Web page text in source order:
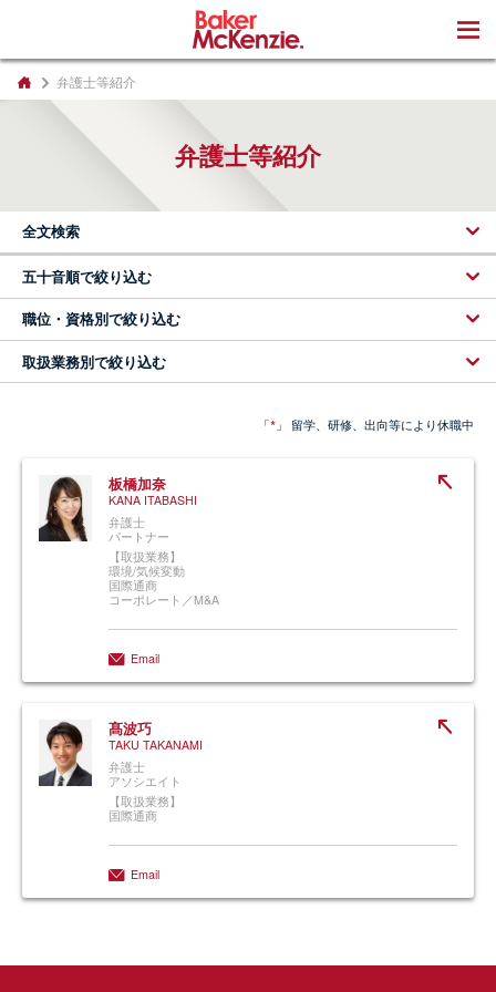
弁護士等紹介
弁護士等紹介
全文検索
五十音順で絞り込む
職位・資格別で絞り込む
取扱業務別で絞り込む
「* 」 留学、研修、出向等により休職中
板橋加奈
KANA ITABASHI
弁護士
パートナー
【取扱業務】
環境/気候変動
国際通商
コーポレート／M&A
Email
髙波巧
TAKU TAKANAMI
弁護士
アソシエイト
【取扱業務】
国際通商
Email